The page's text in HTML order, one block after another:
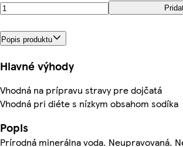
Popis produktu
Hlavné výhody
Vhodná na prípravu stravy pre dojčatá
Vhodná pri diéte s nízkym obsahom sodíka
Popis
Prírodná minerálna voda. Neupravovaná.